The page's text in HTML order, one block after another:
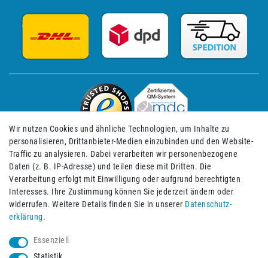
Impressum Daten­schutz­erklärung AGB
Wir nutzen Cookies und ähnliche Technologien, um Inhalte zu
personalisieren, Drittanbieter-Medien einzubinden und den Website-
Traffic zu analysieren. Dabei verarbeiten wir personenbezogene
Daten (z. B. IP-Adresse) und teilen diese mit Dritten. Die
Verarbeitung erfolgt mit Einwilligung oder aufgrund berechtigten
Interesses. Ihre Zustimmung können Sie jederzeit ändern oder
widerrufen. Weitere Details finden Sie in unserer Daten­schutz­
erklärung.
Essenziell